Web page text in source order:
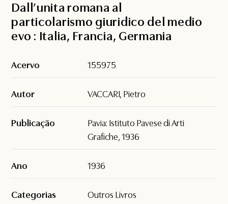
Dall’unita romana al
particolarismo giuridico del medio
evo : Italia, Francia, Germania
Acervo 155975
Autor VACCARI, Pietro
Publicação
Pavia: Istituto Pavese di Arti
Grafiche, 1936
Ano 1936
Categorias Outros Livros